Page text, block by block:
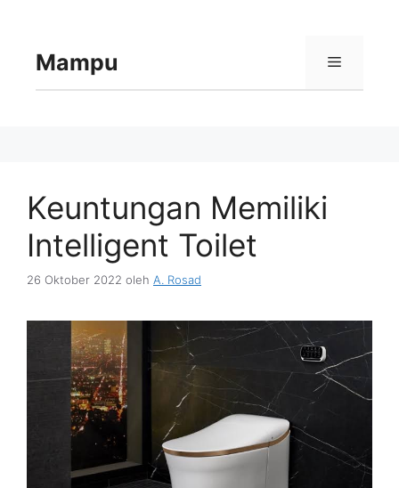
Mampu Menu
Keuntungan Memiliki
Intelligent Toilet
26 Oktober 2022 oleh A. Rosad